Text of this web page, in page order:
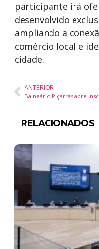
participante irá
desenvolvido
ampliando a
comércio local e
cidade.
ANTERIOR
RELACIONADOS